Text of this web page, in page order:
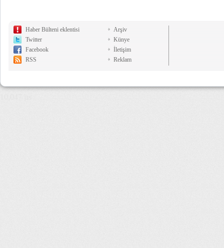
Haber Bülteni eklentisi
Twitter
Facebook
RSS
Arşiv
Künye
İletişim
Reklam